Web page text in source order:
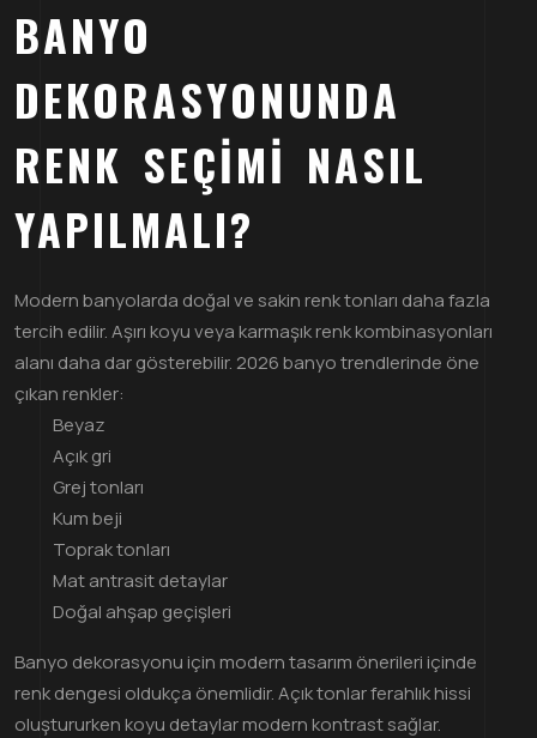
BANYO
DEKORASYONUNDA
RENK SEÇIMI NASIL
YAPILMALI?
Modern banyolarda doğal ve sakin renk tonları daha fazla
tercih edilir. Aşırı koyu veya karmaşık renk kombinasyonları
alanı daha dar gösterebilir. 2026 banyo trendlerinde öne
çıkan renkler:
Beyaz
Açık gri
Grej tonları
Kum beji
Toprak tonları
Mat antrasit detaylar
Doğal ahşap geçişleri
Banyo dekorasyonu için modern tasarım önerileri içinde
renk dengesi oldukça önemlidir. Açık tonlar ferahlık hissi
oluştururken koyu detaylar modern kontrast sağlar.